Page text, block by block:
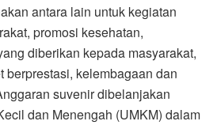
antara lain untuk kegiatan
promosi kesehatan,
diberikan kepada masyarakat,
berprestasi, kelembagaan dan
suvenir dibelanjakan
dan Menengah (UMKM) dalam